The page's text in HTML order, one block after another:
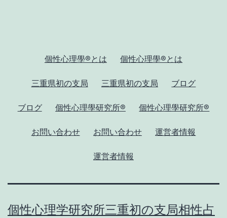
個性心理學®とは 個性心理學®とは
三重県初の支局 三重県初の支局 ブログ
ブログ 個性心理學研究所® 個性心理學研究所®
お問い合わせ お問い合わせ 運営者情報
運営者情報
個性心理学研究所三重初の支局相性占